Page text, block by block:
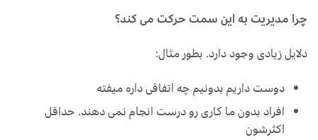
چرا مدیریت به این سمت حرکت می کند؟
دلایل زیادی وجود دارد. بطور مثال:
دوست داریم بدونیم چه اتفاقی داره میفته
افراد بدون ما کاری رو درست انجام نمی دهند. حداقل
اکثرشون